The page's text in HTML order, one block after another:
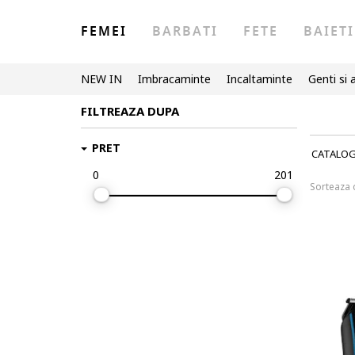
FEMEI BARBATI FETE BAIETI
NEW IN Imbracaminte Incaltaminte Genti si
Sorteaza
FILTREAZA DUPA
PRET
0
201